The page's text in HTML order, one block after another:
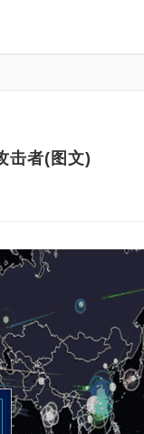
击者(图文)